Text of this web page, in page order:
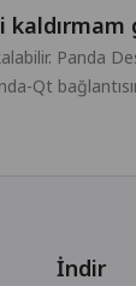
Panda
Qt
İndir